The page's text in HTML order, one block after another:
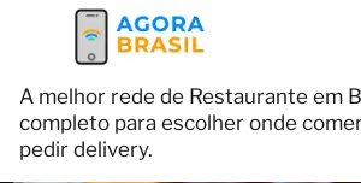
A melhor rede de Restaurante em
completo para escolher onde
pedir delivery.